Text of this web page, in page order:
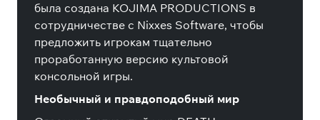
была создана KOJIMA PRODUCTIONS в
сотрудничестве с Nixxes Software, чтобы
предложить игрокам тщательно
проработанную версию культовой
консольной игры.
Необычный и правдоподобный мир